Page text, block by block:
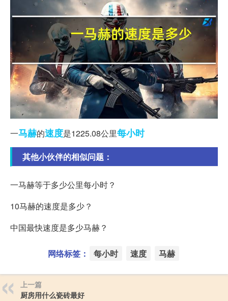
一马赫的速度是1225.08公里每小时
其他小伙伴的相似问题：
一马赫等于多少公里每小时？
10马赫的速度是多少？
中国最快速度是多少马赫？
网络标签： 每小时 速度 马赫
上一篇
厨房用什么瓷砖最好